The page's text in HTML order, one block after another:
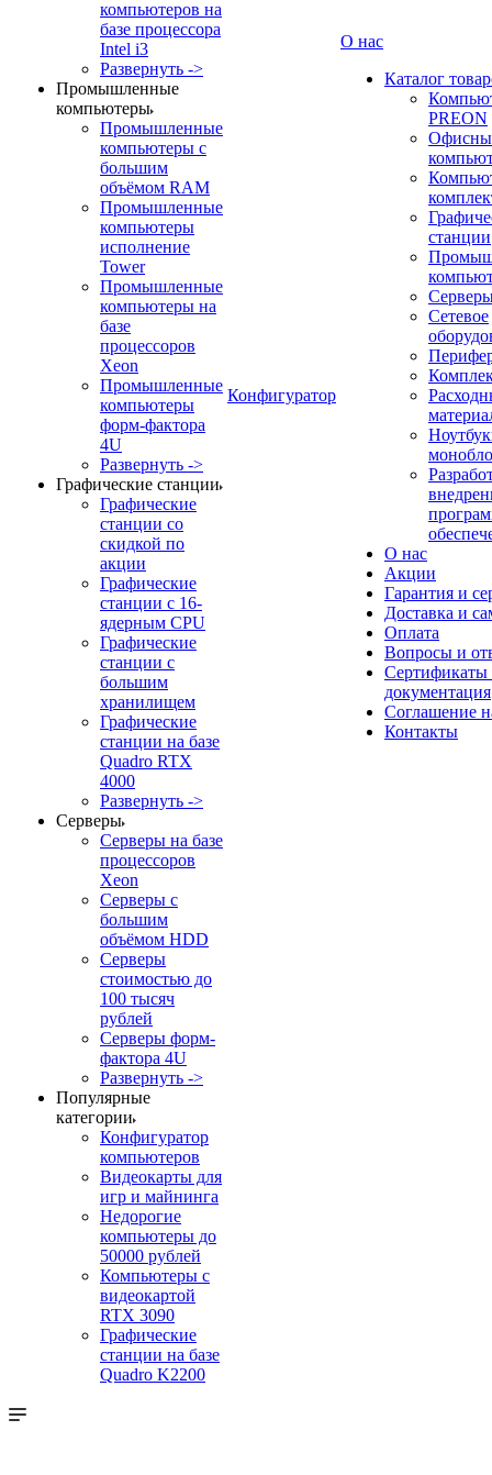
компьютеров на
базе процессора
Intel i3
Развернуть ->
Промышленные
компьютеры
Промышленные
компьютеры с
большим
объёмом RAM
Промышленные
компьютеры
исполнение
Tower
Промышленные
компьютеры на
базе
процессоров
Xeon
Промышленные
компьютеры
форм-фактора
4U
Развернуть ->
Графические станции
Графические
станции со
скидкой по
акции
Графические
станции с 16-
ядерным CPU
Графические
станции с
большим
хранилищем
Графические
станции на базе
Quadro RTX
4000
Развернуть ->
Серверы
Серверы на базе
процессоров
Xeon
Серверы с
большим
объёмом HDD
Серверы
стоимостью до
100 тысяч
рублей
Серверы форм-
фактора 4U
Развернуть ->
Популярные
категории
Конфигуратор
компьютеров
Видеокарты для
игр и майнинга
Недорогие
компьютеры до
50000 рублей
Компьютеры с
видеокартой
RTX 3090
Графические
станции на базе
Quadro K2200
Конфигуратор
О нас
Каталог
PREON
станции
Сетевое
О нас
Акции
Гарантия и
Доставка и
Оплата
Вопросы и
Сертификаты
документация
Соглашение
Контакты